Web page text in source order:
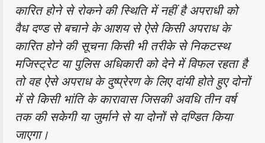
कारित होने से रोकने की स्थिति में नहीं है अपराधी को
वैध दण्ड से बचाने के आशय से ऐसे किसी अपराध के
कारित होने की सूचना किसी भी तरीके से निकटस्थ
मजिस्ट्रेट या पुलिस अधिकारी को देने में विफल रहता है
तो वह ऐसे अपराध के दुष्प्रेरण के लिए दांयी होते हुए दोनों
में से किसी भांति के कारावास जिसकी अवधि तीन वर्ष
तक की सकेगी या जुर्माने से या दोनों से दण्डित किया
जाएगा।